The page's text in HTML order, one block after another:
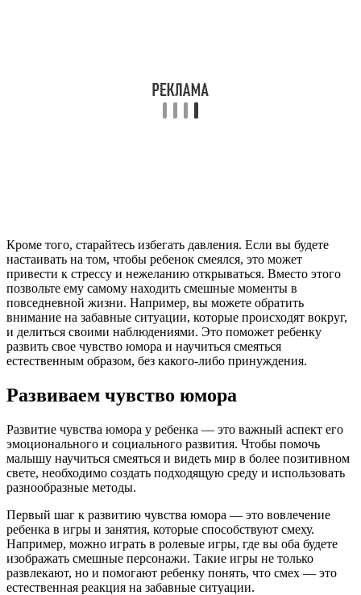
Кроме того, старайтесь избегать давления. Если вы будете
настаивать на том, чтобы ребенок смеялся, это может
привести к стрессу и нежеланию открываться. Вместо этого
позвольте ему самому находить смешные моменты в
повседневной жизни. Например, вы можете обратить
внимание на забавные ситуации, которые происходят вокруг,
и делиться своими наблюдениями. Это поможет ребенку
развить свое чувство юмора и научиться смеяться
естественным образом, без какого-либо принуждения.
Развиваем чувство юмора
Развитие чувства юмора у ребенка — это важный аспект его
эмоционального и социального развития. Чтобы помочь
малышу научиться смеяться и видеть мир в более позитивном
свете, необходимо создать подходящую среду и использовать
разнообразные методы.
Первый шаг к развитию чувства юмора — это вовлечение
ребенка в игры и занятия, которые способствуют смеху.
Например, можно играть в ролевые игры, где вы оба будете
изображать смешные персонажи. Такие игры не только
развлекают, но и помогают ребенку понять, что смех — это
естественная реакция на забавные ситуации.